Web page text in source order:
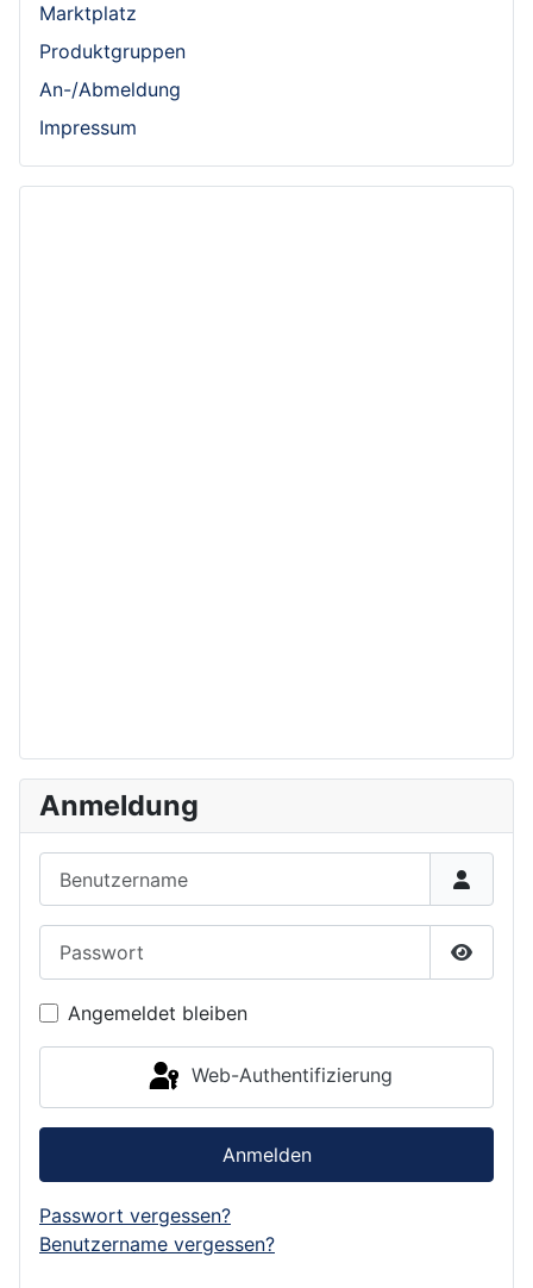
Marktplatz
Produktgruppen
An-/Abmeldung
Impressum
Anmeldung
Angemeldet bleiben
Web-Authentifizierung
Anmelden
Passwort vergessen?
Benutzername vergessen?